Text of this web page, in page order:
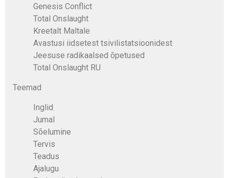
Genesis Conflict
Total Onslaught
Kreetalt Maltale
Avastusi iidsetest tsivilistatsioonidest
Jeesuse radikaalsed õpetused
Total Onslaught RU
Teemad
Inglid
Jumal
Sõelumine
Tervis
Teadus
Ajalugu